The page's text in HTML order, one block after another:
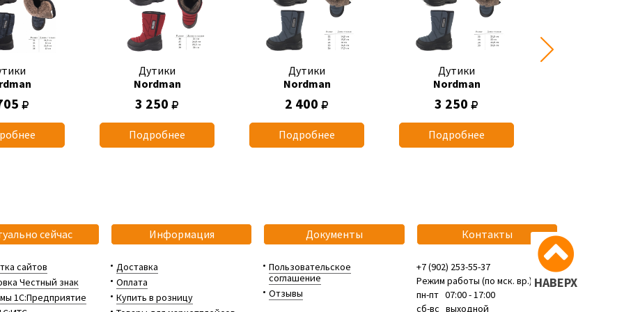
Дутики
Nordman
3 250
Подробнее
Дутики
Nordman
2 400
Подробнее
Дутики
Nordman
3 250
Подробнее
НАВЕРХ
сейчас
сайтов
Честный знак
1С:Предприятие
Информация
Доставка
Оплата
Купить в розницу
Документы
Пользовательское
соглашение
Отзывы
Контакты
+7 (902) 253-55-37
Режим работы (по мск. вр.):
пн-пт 07:00 - 17:00
сб-вс выходной